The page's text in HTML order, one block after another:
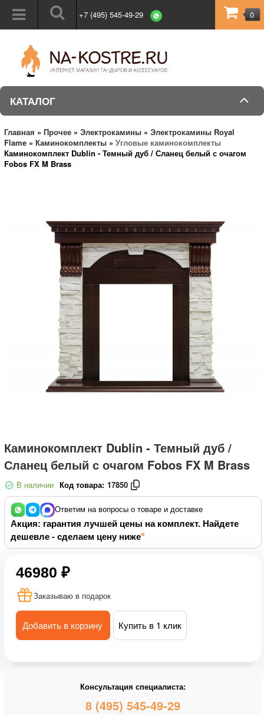
+7 (495) 545-49-29 0
КАТАЛОГ
Главная » Прочее » Электрокамины » Электрокамины Royal
Flame » Каминокомплекты » Угловые каминокомплекты
Каминокомплект Dublin - Темный дуб / Сланец белый с очагом
Fobos FX M Brass
Каминокомплект Dublin - Темный дуб /
Сланец белый с очагом Fobos FX M Brass
В наличии Код товара: 17850
Ответим на вопросы о товаре и доставке
Акция: гарантия лучшей цены на комплект. Найдете
дешевле - сделаем цену ниже
46980 ₽
Заказываю в подарок
Добавить в корзину Купить в 1 клик
Консультация специалиста:
8 (495) 545-49-29